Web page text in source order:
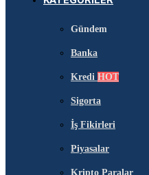
Gündem
Banka
Kredi HOT
Sigorta
İş Fikirleri
Piyasalar
Kripto Paralar